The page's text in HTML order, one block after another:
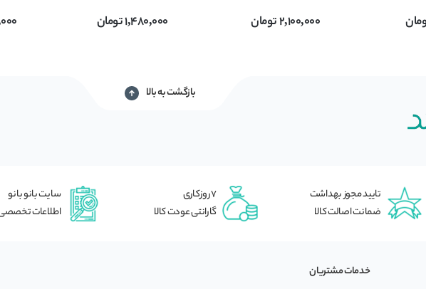
2,100,000تومان 1,480,000تومان
بازگشت به بالا
تایید مجوز بهداشت
ضمانت اصالت کالا
7 روزکاری
گارانتی عودت کالا
سایت بانو بانو
اطلاعات
خدمات مشتریان